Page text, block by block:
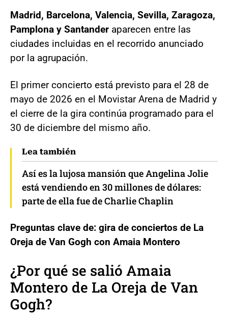
Madrid, Barcelona, Valencia, Sevilla, Zaragoza,
Pamplona y Santander aparecen entre las
ciudades incluidas en el recorrido anunciado
por la agrupación.
El primer concierto está previsto para el 28 de
mayo de 2026 en el Movistar Arena de Madrid y
el cierre de la gira continúa programado para el
30 de diciembre del mismo año.
Lea también
Así es la lujosa mansión que Angelina Jolie
está vendiendo en 30 millones de dólares:
parte de ella fue de Charlie Chaplin
Preguntas clave de: gira de conciertos de La
Oreja de Van Gogh con Amaia Montero
¿Por qué se salió Amaia
Montero de La Oreja de Van
Gogh?